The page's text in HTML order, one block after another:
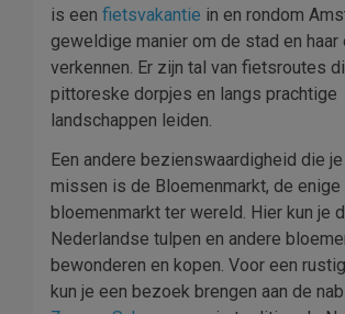
is een fietsvakantie in en rondom
geweldige manier om de stad en haar
verkennen. Er zijn tal van fietsroutes
pittoreske dorpjes en langs prachtige
landschappen leiden.
Een andere bezienswaardigheid die
missen is de Bloemenmarkt, de enige
bloemenmarkt ter wereld. Hier kun je
Nederlandse tulpen en andere
bewonderen en kopen. Voor een
kun je een bezoek brengen aan de